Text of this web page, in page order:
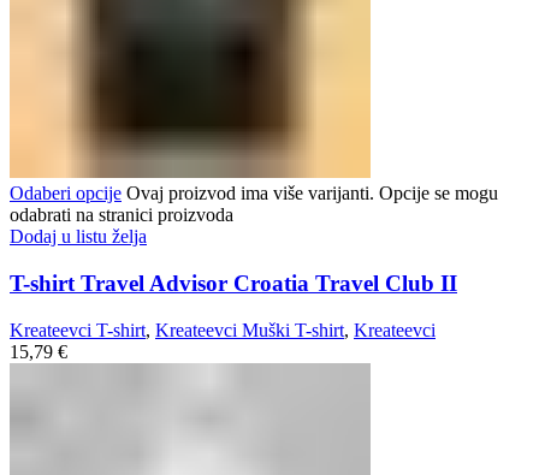
Odaberi opcije Ovaj proizvod ima više varijanti. Opcije se mogu
odabrati na stranici proizvoda
Dodaj u listu želja
T-shirt Travel Advisor Croatia Travel Club II
Kreateevci T-shirt, Kreateevci Muški T-shirt, Kreateevci
15,79 €